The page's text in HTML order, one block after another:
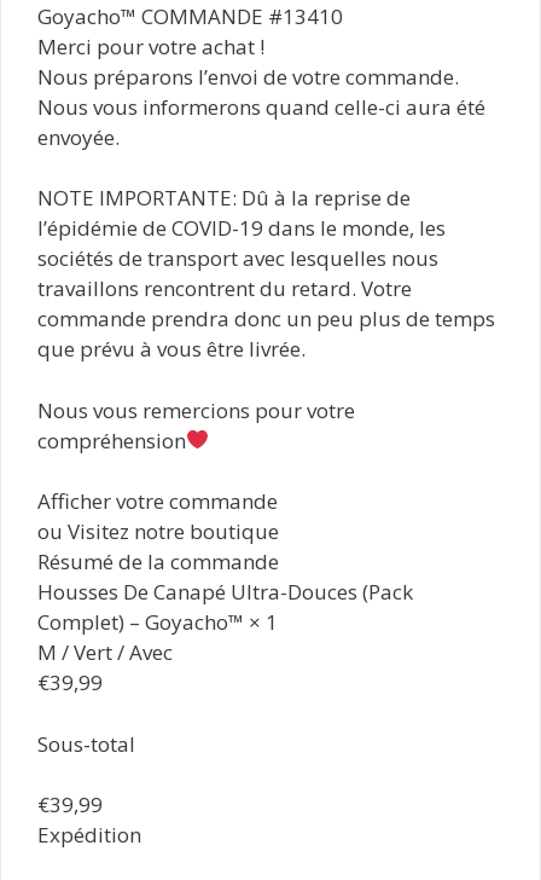
Goyacho™ COMMANDE #13410
Merci pour votre achat !
Nous préparons l’envoi de votre commande.
Nous vous informerons quand celle-ci aura été
envoyée.
NOTE IMPORTANTE: Dû à la reprise de
l’épidémie de COVID-19 dans le monde, les
sociétés de transport avec lesquelles nous
travaillons rencontrent du retard. Votre
commande prendra donc un peu plus de temps
que prévu à vous être livrée.
Nous vous remercions pour votre
compréhension
Afficher votre commande
ou Visitez notre boutique
Résumé de la commande
Housses De Canapé Ultra-Douces (Pack
Complet) – Goyacho™ × 1
M / Vert / Avec
€39,99
Sous-total
€39,99
Expédition